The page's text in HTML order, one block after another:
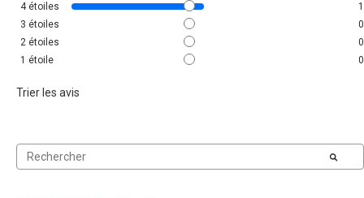
4 étoiles
1
3 étoiles
0
2 étoiles
0
1 étoile 0
Trier les avis